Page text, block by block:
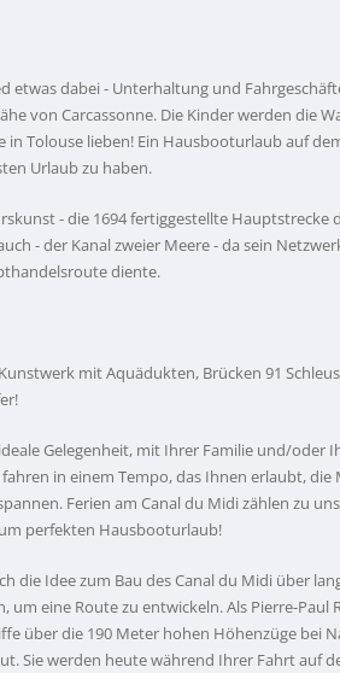
etwas dabei - Unterhaltung und
von Carcassonne. Die Kinder werden die
in Tolouse lieben! Ein Hausbooturlaub auf
Urlaub zu haben.
- die 1694 fertiggestellte Hauptstrecke
- der Kanal zweier Meere - da sein
diente.
mit Aquädukten, Brücken 91
Gelegenheit, mit Ihrer Familie und/oder
in einem Tempo, das Ihnen erlaubt,
Ferien am Canal du Midi zählen zu
perfekten Hausbooturlaub!
die Idee zum Bau des Canal du Midi über
um eine Route zu entwickeln. Als Pierre-Paul
über die 190 Meter hohen Höhenzüge bei
Sie werden heute während Ihrer Fahrt auf